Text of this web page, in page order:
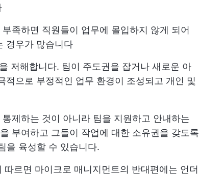
부족하면 직원들이 업무에 몰입하지 않게 되어
경우가 많습니다
저해합니다. 팀이 주도권을 잡거나 새로운 아
적으로 부정적인 업무 환경이 조성되고 개인 및
제하는 것이 아니라 팀을 지원하고 안내하는
부여하고 그들이 작업에 대한 소유권을 갖도록
을 육성할 수 있습니다.
르면 마이크로 매니지먼트의 반대편에는 언더